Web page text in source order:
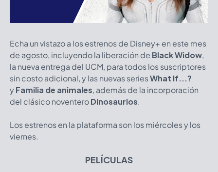
Echa un vistazo a los estrenos de Disney+ en este mes
de agosto, incluyendo la liberación de Black Widow,
la nueva entrega del UCM, para todos los suscriptores
sin costo adicional, y las nuevas seriesWhat If...?
yFamilia de animales, además de la incorporación
del clásico noventeroDinosaurios.
Los estrenos en la plataforma son los miércoles y los
viernes.
PELÍCULAS